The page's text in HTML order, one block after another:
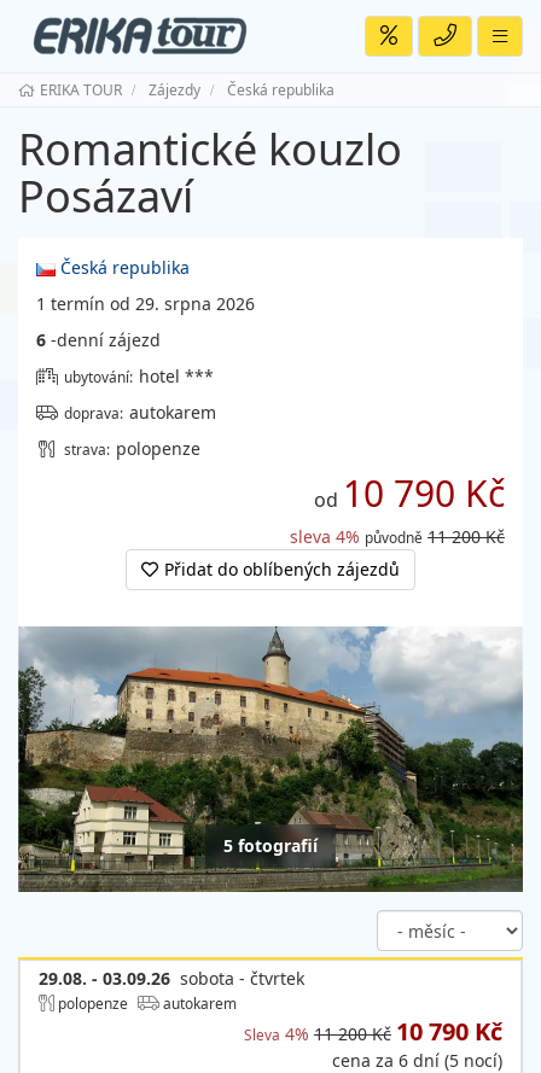
ERIKA TOUR Zájezdy Česká republika
Romantické kouzlo
Posázaví
Česká republika
1 termín od 29. srpna 2026
6 -denní zájezd
ubytování: hotel ***
doprava: autokarem
strava: polopenze
od 10 790 Kč
sleva 4% původně 11 200 Kč
Přidat do oblíbených zájezdů
5 fotografií
29.08. - 03.09.26 sobota - čtvrtek
polopenze
autokarem
Sleva 4% 11 200 Kč 10 790 Kč
cena za 6 dní (5 nocí)